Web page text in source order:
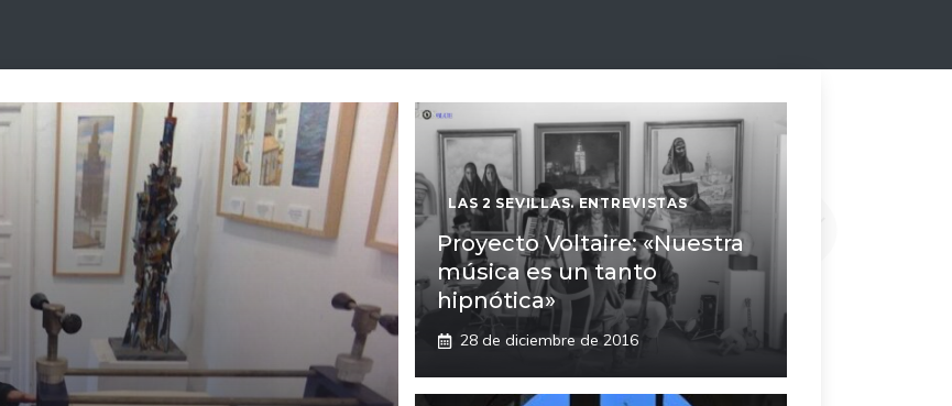
LAS 2 SEVILLAS. ENTREVISTAS
Proyecto Voltaire: «Nuestra
música es un tanto
hipnótica»
28 de diciembre de 2016